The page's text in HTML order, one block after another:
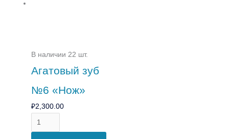
В наличии 22 шт.
Агатовый зуб
№6 «Нож»
₽2,300.00